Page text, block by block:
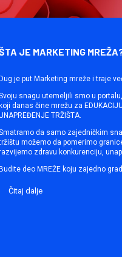
JE MARKETING
je put Marketing mreže i traje
snagu utemeljili smo u
koji danas čine mrežu za
TRŽIŠTA.
da samo zajedničkim
možemo da pomerimo
zdravu konkurenciju,
deo MREŽE koju zajedno
Čitaj dalje